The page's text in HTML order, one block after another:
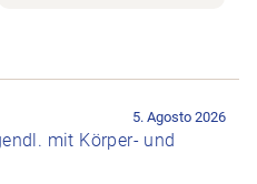
mit Körper- und
5. Agosto 2026